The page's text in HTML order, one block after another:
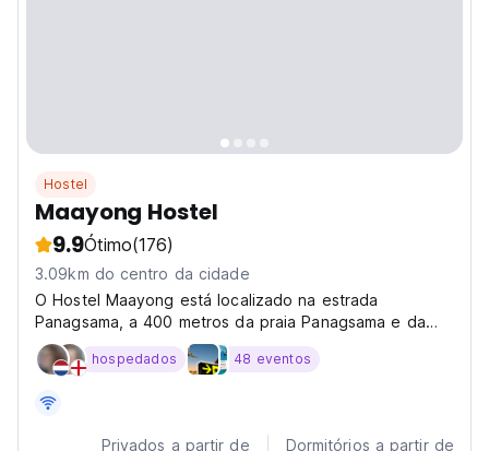
Hostel
Maayong Hostel
9.9Ótimo(176)
3.09km do centro da cidade
O Hostel Maayong está localizado na estrada
Panagsama, a 400 metros da praia Panagsama e da
famosa corrida de sardinhas.
hospedados 48 eventos
Privados a partir de Dormitórios a partir de